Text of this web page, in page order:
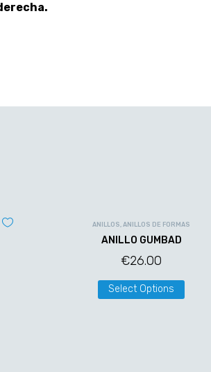
ANILLOS, ANILLOS DE FORMAS
ANILLO GUMBAD
€26.00
Select Options